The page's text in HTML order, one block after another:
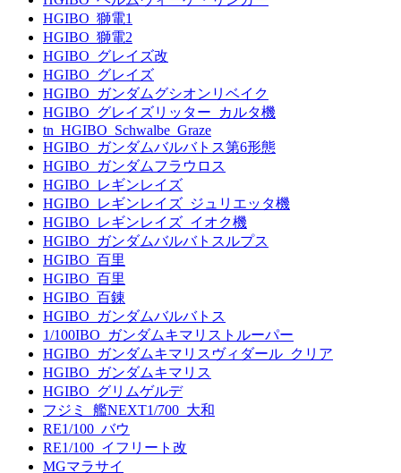
HGIBO_獅電1
HGIBO_獅電2
HGIBO_グレイズ改
HGIBO_グレイズ
HGIBO_ガンダムグシオンリベイク
HGIBO_グレイズリッター_カルタ機
tn_HGIBO_Schwalbe_Graze
HGIBO_ガンダムバルバトス第6形態
HGIBO_ガンダムフラウロス
HGIBO_レギンレイズ
HGIBO_レギンレイズ_ジュリエッタ機
HGIBO_レギンレイズ_イオク機
HGIBO_ガンダムバルバトスルプス
HGIBO_百里
HGIBO_百里
HGIBO_百錬
HGIBO_ガンダムバルバトス
1/100IBO_ガンダムキマリストルーパー
HGIBO_ガンダムキマリスヴィダール_クリア
HGIBO_ガンダムキマリス
HGIBO_グリムゲルデ
フジミ_艦NEXT1/700_大和
RE1/100_バウ
RE1/100_イフリート改
MGマラサイ